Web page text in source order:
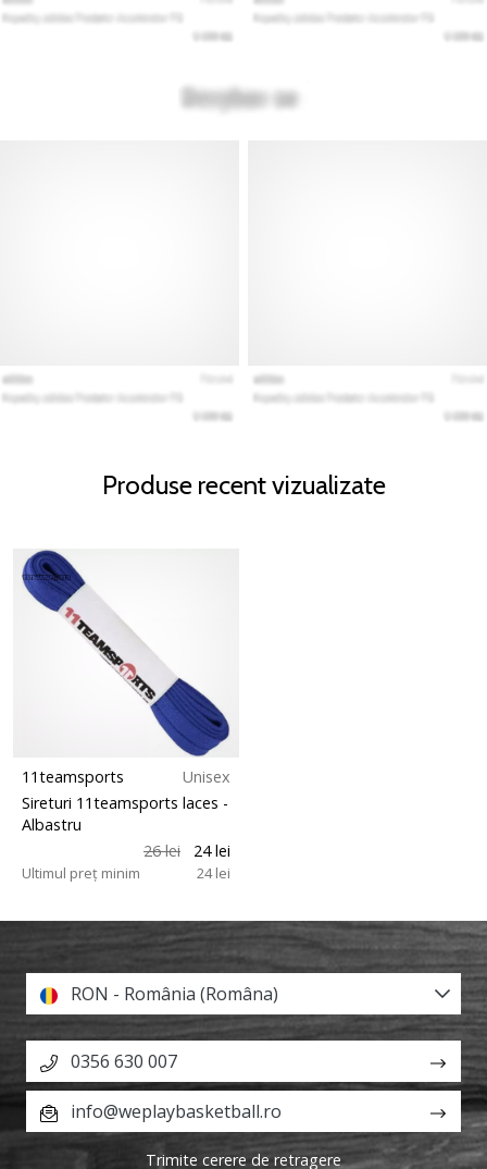
Produse recent vizualizate
11teamsports
Unisex
Sireturi 11teamsports laces -
Albastru
26 lei
24 lei
Ultimul preț minim 24 lei
RON - România (Româna)
0356 630 007
info@weplaybasketball.ro
Trimite cerere de retragere